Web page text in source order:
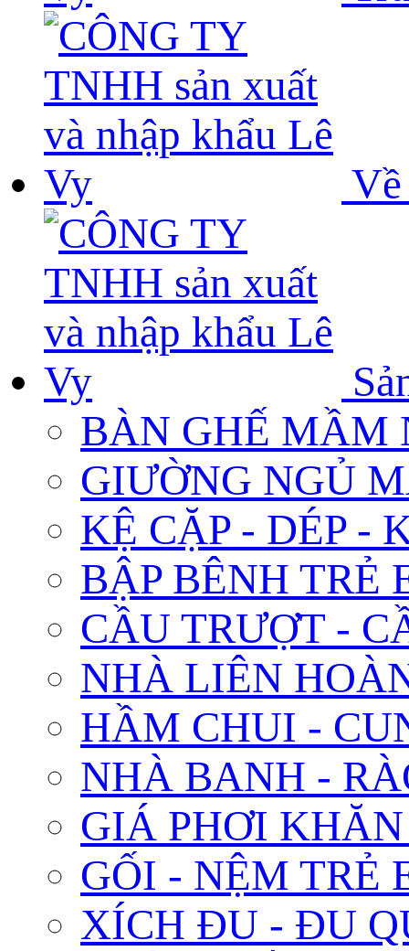
BÀN GHẾ MẦM
GIƯỜNG NGỦ
KỆ CẶP - DÉP -
BẬP BÊNH TRẺ
CẦU TRƯỢT -
NHÀ LIÊN
HẦM CHUI -
NHÀ BANH -
GIÁ PHƠI
GỐI - NỆM TRẺ
XÍCH ĐU - ĐU